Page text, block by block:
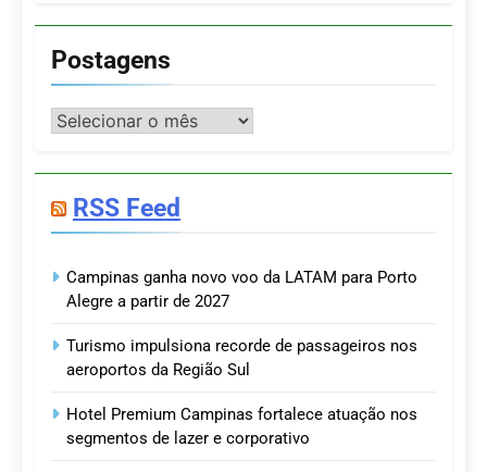
Postagens
Postagens
RSS Feed
Campinas ganha novo voo da LATAM para Porto
Alegre a partir de 2027
Turismo impulsiona recorde de passageiros nos
aeroportos da Região Sul
Hotel Premium Campinas fortalece atuação nos
segmentos de lazer e corporativo